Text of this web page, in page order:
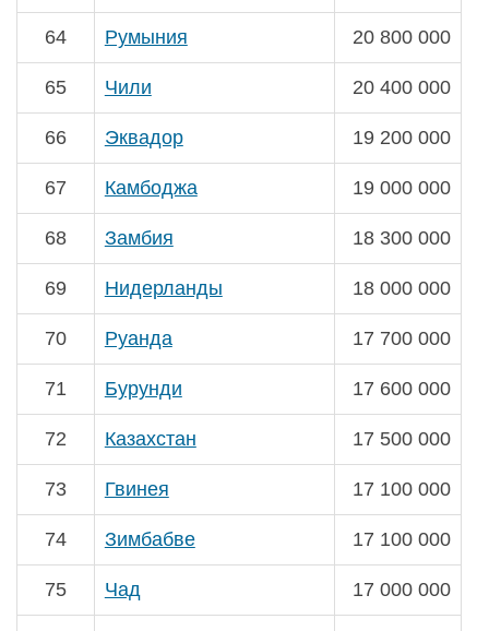
64 Румыния 20 800 000
65 Чили 20 400 000
66 Эквадор 19 200 000
67 Камбоджа 19 000 000
68 Замбия 18 300 000
69 Нидерланды 18 000 000
70 Руанда 17 700 000
71 Бурунди 17 600 000
72 Казахстан 17 500 000
73 Гвинея 17 100 000
74 Зимбабве 17 100 000
75 Чад 17 000 000